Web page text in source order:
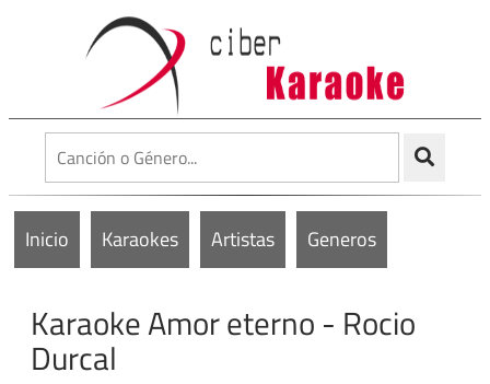
Inicio Karaokes Artistas Generos
Karaoke Amor eterno - Rocio
Durcal